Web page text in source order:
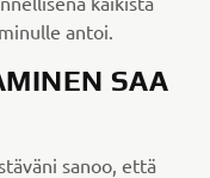
antoi.
SAA
sanoo, että